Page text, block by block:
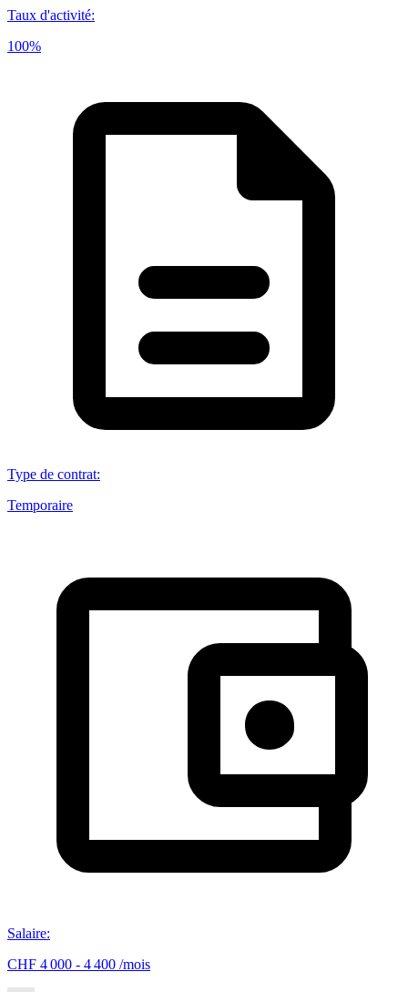
Taux d'activité:
100%
Type de contrat:
Temporaire
Salaire:
CHF 4 000 - 4 400 /mois